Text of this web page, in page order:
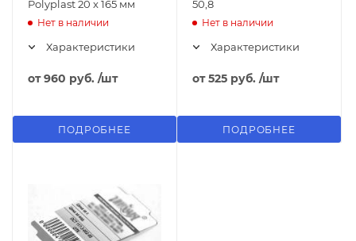
Polyplast 20 x 165 мм
Нет в наличии
Характеристики
от960 руб. /шт
ПОДРОБНЕЕ
50,8
Нет в наличии
Характеристики
от525 руб. /шт
ПОДРОБНЕЕ